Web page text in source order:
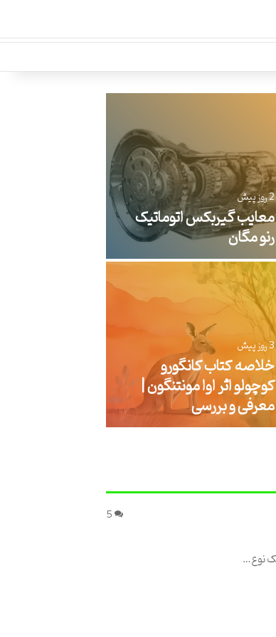
24 ساعت پیش
خواص چای گلابی باروتی
1 روز پیش
رژ لب جامد مات مارال مدل
مخملی – نقد و بررسی جامع
5